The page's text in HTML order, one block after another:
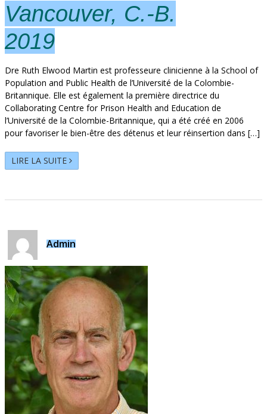
Vancouver, C.-B.
2019
Dre Ruth Elwood Martin est professeure clinicienne à la School of
Population and Public Health de l’Université de la Colombie-
Britannique. Elle est également la première directrice du
Collaborating Centre for Prison Health and Education de
l’Université de la Colombie-Britannique, qui a été créé en 2006
pour favoriser le bien-être des détenus et leur réinsertion dans […]
LIRE LA SUITE
Admin